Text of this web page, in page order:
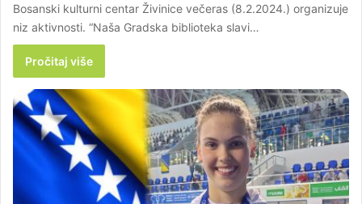
Bosanski kulturni centar Živinice večeras (8.2.2024.) organizuje
niz aktivnosti. “Naša Gradska biblioteka slavi…
Pročitaj više